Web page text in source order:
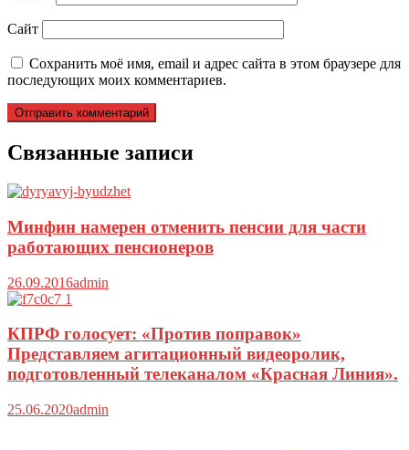
Сайт
Сохранить моё имя, email и адрес сайта в этом браузере для
последующих моих комментариев.
Связанные записи
Минфин намерен отменить пенсии для части
работающих пенсионеров
26.09.2016admin
КПРФ голосует: «Против поправок»
Представляем агитационный видеоролик,
подготовленный телеканалом «Красная Линия».
25.06.2020admin